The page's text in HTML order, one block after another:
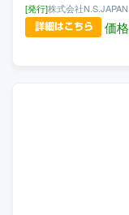
[発行]株式会社N.S.JAPAN
価格